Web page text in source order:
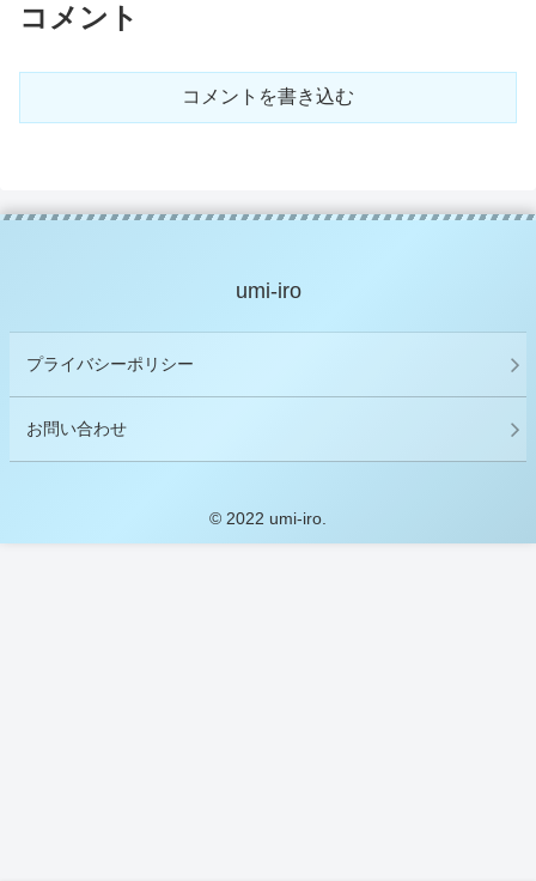
コメント
コメントを書き込む
umi-iro
プライバシーポリシー
お問い合わせ
© 2022 umi-iro.